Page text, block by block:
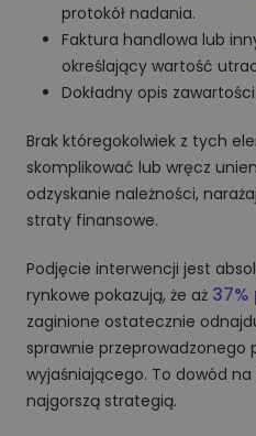
protokół nadania.
Faktura handlowa lub
określający wartość
Dokładny opis zawartości
Brak któregokolwiek z tych
skomplikować lub wręcz
odzyskanie należności,
straty finansowe.
Podjęcie interwencji jest
rynkowe pokazują, że aż
zaginione ostatecznie
sprawnie przeprowadzonego
wyjaśniającego. To dowód
najgorszą strategią.